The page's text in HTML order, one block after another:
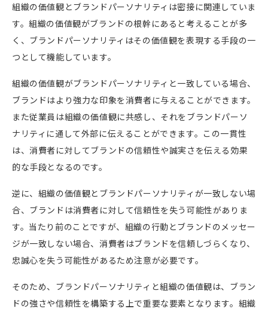
組織の価値観とブランドパーソナリティは密接に関連していま
す。組織の価値観がブランドの根幹にあると考えることが多
く、ブランドパーソナリティはその価値観を表現する手段の一
つとして機能しています。
組織の価値観がブランドパーソナリティと一致している場合、
ブランドはより強力な印象を消費者に与えることができます。
また従業員は組織の価値観に共感し、それをブランドパーソ
ナリティに通して外部に伝えることができます。この一貫性
は、消費者に対してブランドの信頼性や誠実さを伝える効果
的な手段となるのです。
逆に、組織の価値観とブランドパーソナリティが一致しない場
合、ブランドは消費者に対して信頼性を失う可能性がありま
す。当たり前のことですが、組織の行動とブランドのメッセー
ジが一致しない場合、消費者はブランドを信頼しづらくなり、
忠誠心を失う可能性があるため注意が必要です。
そのため、ブランドパーソナリティと組織の価値観は、ブラン
ドの強さや信頼性を構築する上で重要な要素となります。組織